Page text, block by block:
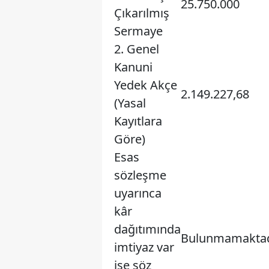
Çıkarılmış
Sermaye
25.750.000
2. Genel
Kanuni
Yedek Akçe
(Yasal
Kayıtlara
Göre)
2.149.227,68
Esas
sözleşme
uyarınca
kâr
dağıtımında
imtiyaz var
ise söz